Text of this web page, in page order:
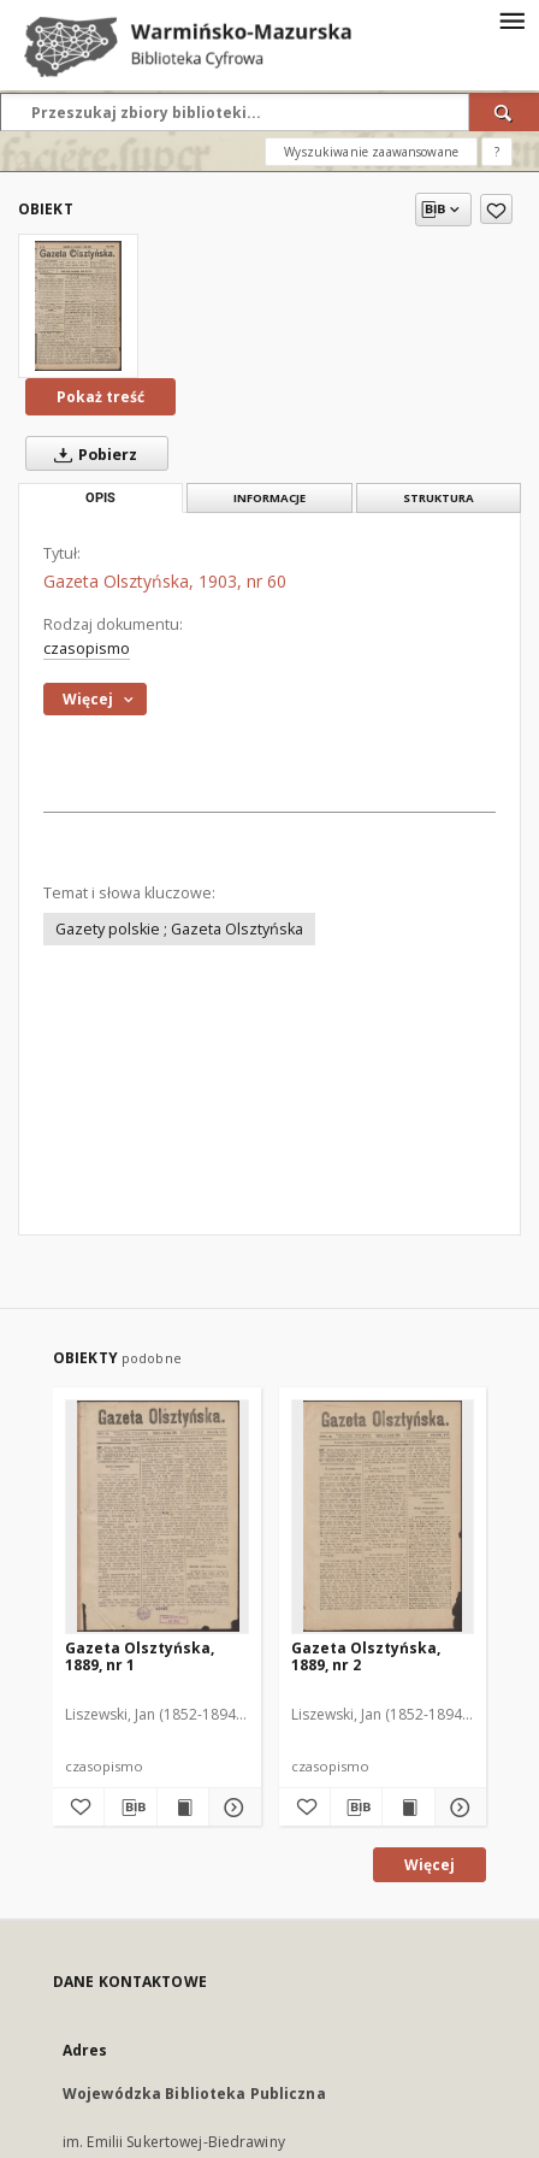
Wyszukiwanie zaawansowane ?
OBIEKT
Pokaż treść
Pobierz
OPIS INFORMACJE STRUKTURA
Tytuł:
Gazeta Olsztyńska, 1903, nr 60
Rodzaj dokumentu:
czasopismo
Więcej
Temat i słowa kluczowe:
Gazety polskie ; Gazeta Olsztyńska
OBIEKTY podobne
Gazeta Olsztyńska,
1889, nr 1
Liszewski, Jan (1852-1894). Red.
czasopismo
Gazeta Olsztyńska,
1889, nr 2
Liszewski, Jan (1852-1894). Red.
czasopismo
Więcej
DANE KONTAKTOWE
Adres
Wojewódzka Biblioteka Publiczna
im. Emilii Sukertowej-Biedrawiny